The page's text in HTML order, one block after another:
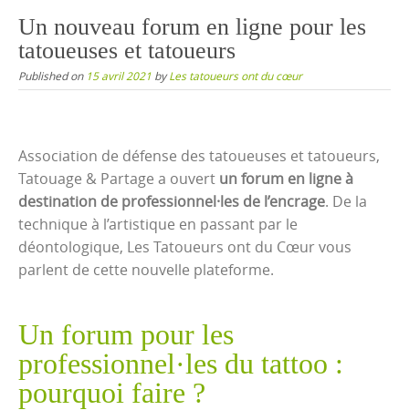
content
Un nouveau forum en ligne pour les
tatoueuses et tatoueurs
Published on 15 avril 2021 byLes tatoueurs ont du cœur
Association de défense des tatoueuses et tatoueurs,
Tatouage & Partage a ouvert un forum en ligne à
destination de professionnel·les de l’encrage. De la
technique à l’artistique en passant par le
déontologique, Les Tatoueurs ont du Cœur vous
parlent de cette nouvelle plateforme.
Un forum pour les
professionnel·les du tattoo :
pourquoi faire ?